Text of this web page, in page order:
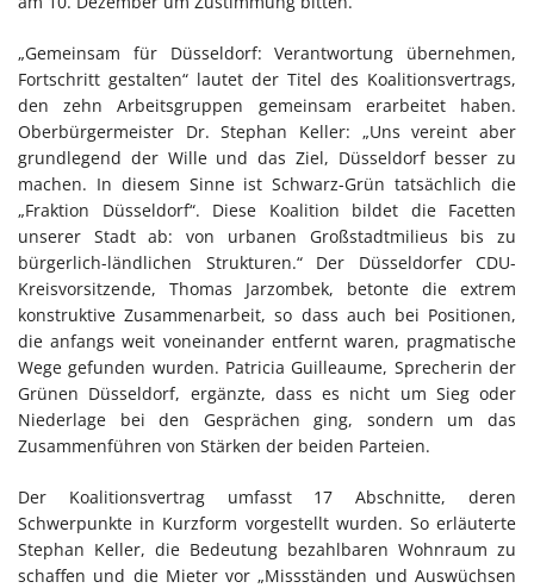
„Gemeinsam für Düsseldorf: Verantwortung übernehmen,
Fortschritt gestalten“ lautet der Titel des Koalitionsvertrags,
den zehn Arbeitsgruppen gemeinsam erarbeitet haben.
Oberbürgermeister Dr. Stephan Keller: „Uns vereint aber
grundlegend der Wille und das Ziel, Düsseldorf besser zu
machen. In diesem Sinne ist Schwarz-Grün tatsächlich die
„Fraktion Düsseldorf“. Diese Koalition bildet die Facetten
unserer Stadt ab: von urbanen Großstadtmilieus bis zu
bürgerlich-ländlichen Strukturen.“ Der Düsseldorfer CDU-
Kreisvorsitzende, Thomas Jarzombek, betonte die extrem
konstruktive Zusammenarbeit, so dass auch bei Positionen,
die anfangs weit voneinander entfernt waren, pragmatische
Wege gefunden wurden. Patricia Guilleaume, Sprecherin der
Grünen Düsseldorf, ergänzte, dass es nicht um Sieg oder
Niederlage bei den Gesprächen ging, sondern um das
Zusammenführen von Stärken der beiden Parteien.
Der Koalitionsvertrag umfasst 17 Abschnitte, deren
Schwerpunkte in Kurzform vorgestellt wurden. So erläuterte
Stephan Keller, die Bedeutung bezahlbaren Wohnraum zu
schaffen und die Mieter vor „Missständen und Auswüchsen